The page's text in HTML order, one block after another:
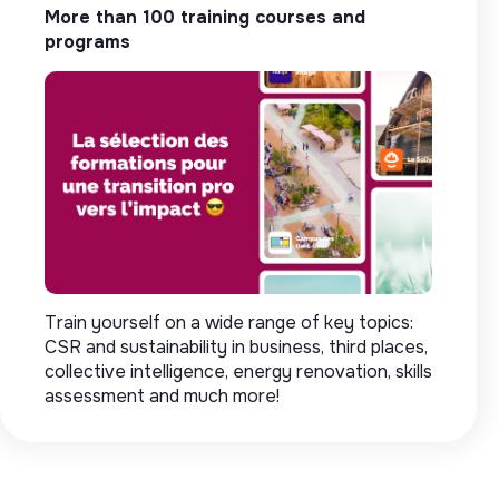
More than 100 training courses and
programs
Train yourself on a wide range of key topics:
CSR and sustainability in business, third places,
collective intelligence, energy renovation, skills
assessment and much more!